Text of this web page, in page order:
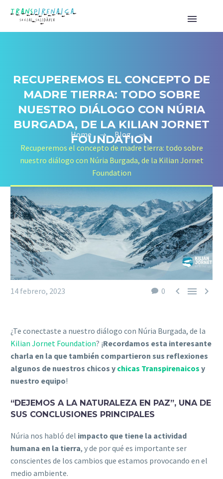
RECUPEREMOS EL CONCEPTO DE
MADRE TIERRA: TODO SOBRE
NUESTRO DIÁLOGO CON NÚRIA
BURGADA, DE LA KILIAN JORNET
FOUNDATION
Home
Blog
Recuperemos el concepto de madre tierra: todo sobre
nuestro diálogo con Núria Burgada, de la Kilian Jornet
Foundation
0   
14 febrero, 2023
¿Te conectaste a nuestro diálogo con Núria Burgada, de la
Kilian Jornet Foundation? ¡Recordamos esta interesante
charla en la que también compartieron sus reflexiones
algunos de nuestros chicos y chicas Transpirenaicos y
nuestro equipo!
“DEJEMOS A LA NATURALEZA EN PAZ”, UNA DE
SUS CONCLUSIONES PRINCIPALES
Núria nos habló del impacto que tiene la actividad
humana en la tierra, y de por qué es importante ser
conscientes de los cambios que estamos provocando en el
medio ambiente.